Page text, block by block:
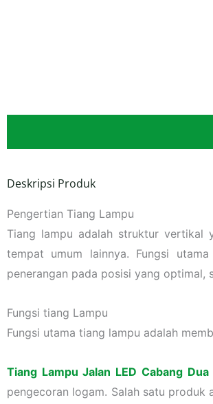
Deskripsi Produk
Pengertian Tiang Lampu
Tiang lampu adalah struktur vertikal
tempat umum lainnya. Fungsi
penerangan pada posisi yang optimal,
Fungsi tiang Lampu
Fungsi utama tiang lampu adalah
Tiang Lampu Jalan LED Cabang
pengecoran logam. Salah satu produk